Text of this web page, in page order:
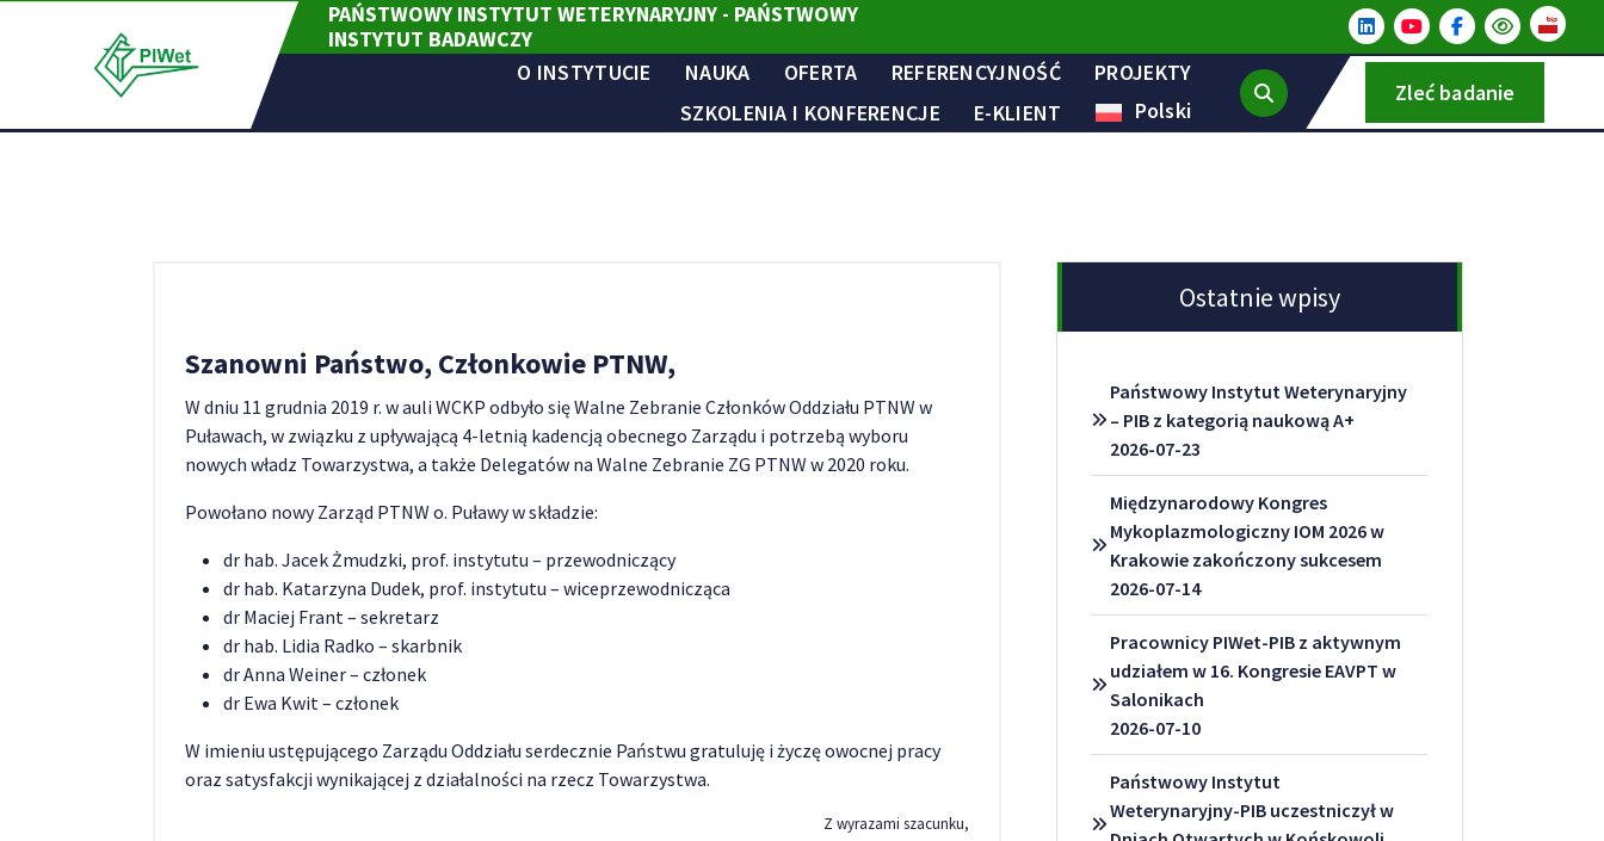
PAŃSTWOWY INSTYTUT WETERYNARYJNY - PAŃSTWOWY
INSTYTUT BADAWCZY
O INSTYTUCIE
NAUKA OFERTA REFERENCYJNOŚĆ
PROJEKTY
SZKOLENIA I KONFERENCJE
E-KLIENT Polski
Zleć badanie
Szanowni Państwo, Członkowie PTNW,
W dniu 11 grudnia 2019 r. w auli WCKP odbyło się Walne Zebranie Członków Oddziału PTNW w
Puławach, w związku z upływającą 4-letnią kadencją obecnego Zarządu i potrzebą wyboru
nowych władz Towarzystwa, a także Delegatów na Walne Zebranie ZG PTNW w 2020 roku.
Powołano nowy Zarząd PTNW o. Puławy w składzie:
dr hab. Jacek Żmudzki, prof. instytutu – przewodniczący
dr hab. Katarzyna Dudek, prof. instytutu – wiceprzewodnicząca
dr Maciej Frant – sekretarz
dr hab. Lidia Radko – skarbnik
dr Anna Weiner – członek
dr Ewa Kwit – członek
W imieniu ustępującego Zarządu Oddziału serdecznie Państwu gratuluję i życzę owocnej pracy
oraz satysfakcji wynikającej z działalności na rzecz Towarzystwa.
Z wyrazami szacunku,
Ostatnie wpisy
Państwowy Instytut Weterynaryjny
– PIB z kategorią naukową A+
2026-07-23
Międzynarodowy Kongres
Mykoplazmologiczny IOM 2026 w
Krakowie zakończony sukcesem
2026-07-14
Pracownicy PIWet-PIB z aktywnym
udziałem w 16. Kongresie EAVPT w
Salonikach
2026-07-10
Państwowy Instytut
Weterynaryjny-PIB uczestniczył w